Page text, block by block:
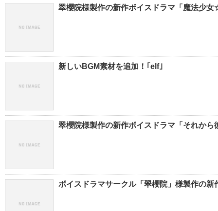
翠櫻院様製作の新作ボイスドラマ「魔法少
新しいBGM素材を追加！｢elf｣
翠櫻院様製作の新作ボイスドラマ「それか
ボイスドラマサークル「翠櫻院」様製作の新